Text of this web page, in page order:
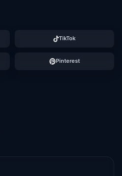
TikTok
Pinterest